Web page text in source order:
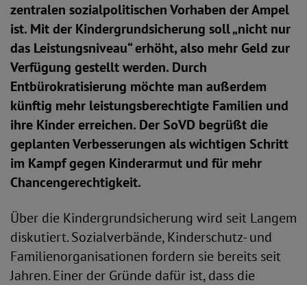
zentralen sozialpolitischen Vorhaben der Ampel
ist. Mit der Kindergrundsicherung soll „nicht nur
das Leistungsniveau“ erhöht, also mehr Geld zur
Verfügung gestellt werden. Durch
Entbürokratisierung möchte man außerdem
künftig mehr leistungsberechtigte Familien und
ihre Kinder erreichen. Der SoVD begrüßt die
geplanten Verbesserungen als wichtigen Schritt
im Kampf gegen Kinderarmut und für mehr
Chancengerechtigkeit.
Über die Kindergrundsicherung wird seit Langem
diskutiert. Sozialverbände, Kinderschutz- und
Familienorganisationen fordern sie bereits seit
Jahren. Einer der Gründe dafür ist, dass die